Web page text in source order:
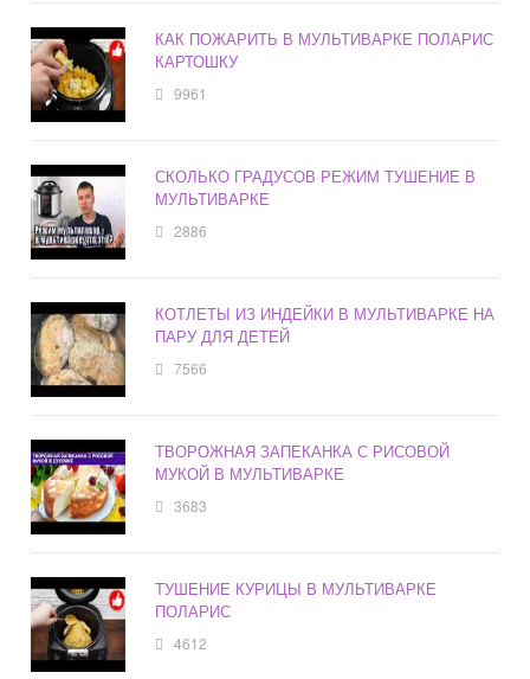
КАК ПОЖАРИТЬ В МУЛЬТИВАРКЕ ПОЛАРИС
КАРТОШКУ
9961
СКОЛЬКО ГРАДУСОВ РЕЖИМ ТУШЕНИЕ В
МУЛЬТИВАРКЕ
2886
КОТЛЕТЫ ИЗ ИНДЕЙКИ В МУЛЬТИВАРКЕ НА
ПАРУ ДЛЯ ДЕТЕЙ
7566
ТВОРОЖНАЯ ЗАПЕКАНКА С РИСОВОЙ
МУКОЙ В МУЛЬТИВАРКЕ
3683
ТУШЕНИЕ КУРИЦЫ В МУЛЬТИВАРКЕ
ПОЛАРИС
4612